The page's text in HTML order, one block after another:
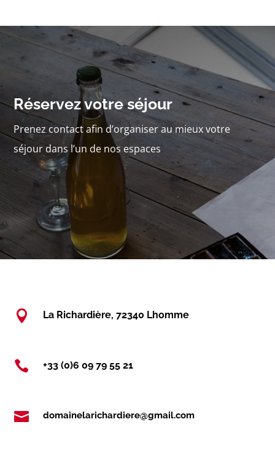
Réservez votre séjour
Prenez contact afin d’organiser au mieux votre
séjour dans l’un de nos espaces
 La Richardière, 72340 Lhomme
 +33 (0)6 09 79 55 21
 domainelarichardiere@gmail.com